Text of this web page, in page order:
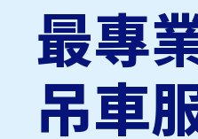
最專
吊車